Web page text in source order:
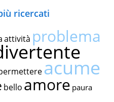
ricercati
attività problema
acume
bello amore paura